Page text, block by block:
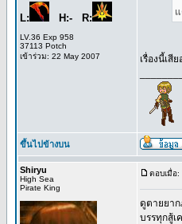
L: H:- R:
LV.36 Exp 958
37113 Potch
เข้าร่วม: 22 May 2007
เรื่องนี้เสี
ขึ้นไปข้างบน
Shiryu
High Sea
Pirate King
ตอบเมื่อ:
ดูตายยาก
บรรทุกสู้เ